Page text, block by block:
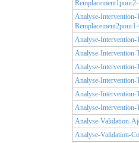
Analyse-Intervention-
Analyse-
Analyse-
Analyse-
Analyse-
Analyse-
Analyse-
Analyse-Validation-
Analyse-Validation-